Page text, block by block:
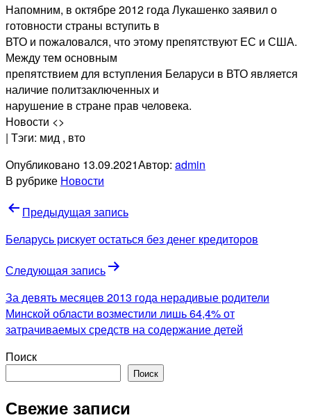
Напомним, в октябре 2012 года Лукашенко заявил о
готовности страны вступить в
ВТО и пожаловался, что этому препятствуют ЕС и США.
Между тем основным
препятствием для вступления Беларуси в ВТО является
наличие политзаключенных и
нарушение в стране прав человека.
Новости <>
| Тэги: мид , вто
Опубликовано 13.09.2021Автор: admin
В рубрике Новости
Навигация
по
Предыдущая запись
Беларусь рискует остаться без денег кредиторов
Следующая запись
За девять месяцев 2013 года нерадивые родители
Минской области возместили лишь 64,4% от
затрачиваемых средств на содержание детей
Поиск
Поиск
Свежие записи